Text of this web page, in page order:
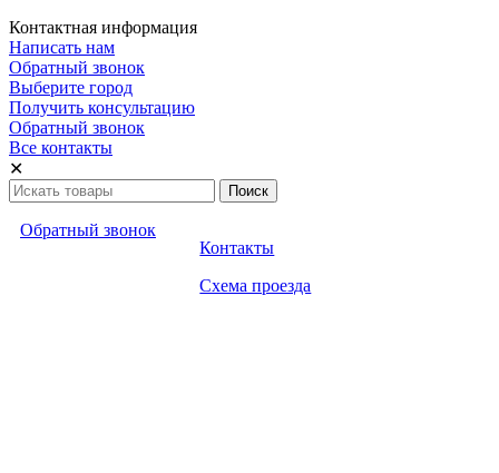
Контактная информация
Написать нам
Обратный звонок
Выберите город
Получить консультацию
Обратный звонок
Все контакты
✕
Обратный звонок
Контакты
Схема проезда